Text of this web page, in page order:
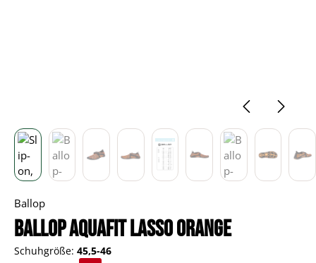
Ballop
BALLOP Aquafit Lasso orange
Schuhgröße: 45,5-46